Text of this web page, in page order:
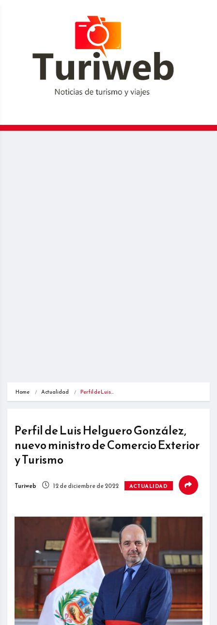
Home Actualidad Perfil de Luis…
Perfil de Luis Helguero González,
nuevo ministro de Comercio Exterior
y Turismo
Turiweb 12 de diciembre de 2022 ACTUALIDAD